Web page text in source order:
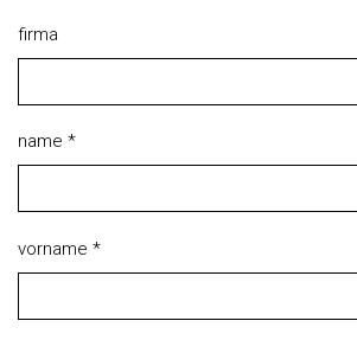
firma
name *
vorname *